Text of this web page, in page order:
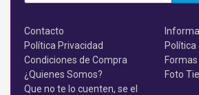
Contacto
Política Privacidad
Política
Condiciones de Compra
¿Quienes Somos?
Foto
Que no te lo cuenten, se el